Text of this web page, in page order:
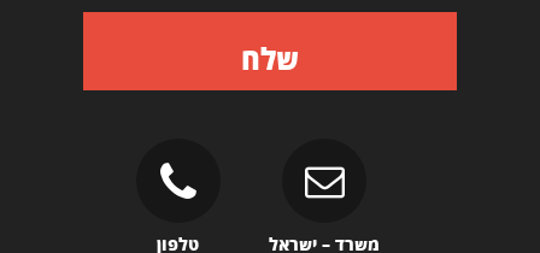
שלח
משרד – ישראל טלפון